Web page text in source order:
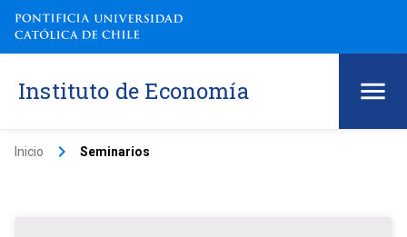
Instituto de Economía
Inicio keyboard_arrow_right Seminarios